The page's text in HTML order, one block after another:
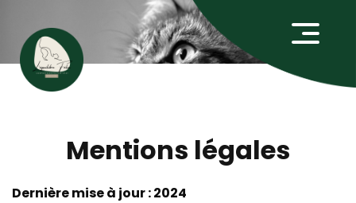
Mentions légales
Dernière mise à jour : 2024